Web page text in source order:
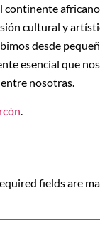
cultural y
desde
esencial que
nosotras.
.
fields are